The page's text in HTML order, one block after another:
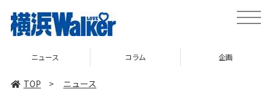
toggle
ニュース コラム 企画
TOP > ニュース